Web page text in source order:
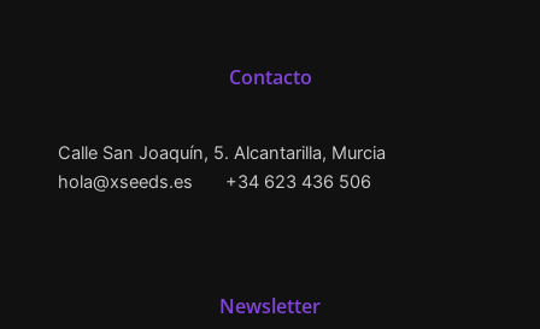
Contacto
Calle San Joaquín, 5. Alcantarilla, Murcia
hola@xseeds.es
+34 623 436 506
Newsletter